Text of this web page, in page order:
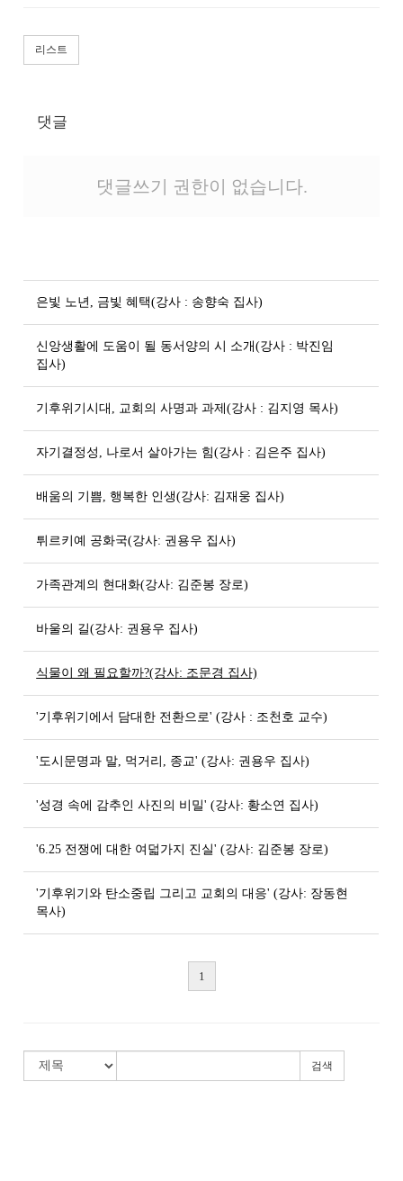
리스트
댓글
댓글쓰기 권한이 없습니다.
은빛 노년, 금빛 혜택(강사 : 송향숙 집사)
신앙생활에 도움이 될 동서양의 시 소개(강사 : 박진임
집사)
기후위기시대, 교회의 사명과 과제(강사 : 김지영 목사)
자기결정성, 나로서 살아가는 힘(강사 : 김은주 집사)
배움의 기쁨, 행복한 인생(강사: 김재웅 집사)
튀르키예 공화국(강사: 권용우 집사)
가족관계의 현대화(강사: 김준봉 장로)
바울의 길(강사: 권용우 집사)
식물이 왜 필요할까?(강사: 조문경 집사)
'기후위기에서 담대한 전환으로' (강사 : 조천호 교수)
'도시문명과 말, 먹거리, 종교' (강사: 권용우 집사)
'성경 속에 감추인 사진의 비밀' (강사: 황소연 집사)
'6.25 전쟁에 대한 여덟가지 진실' (강사: 김준봉 장로)
'기후위기와 탄소중립 그리고 교회의 대응' (강사: 장동현
목사)
1
검색